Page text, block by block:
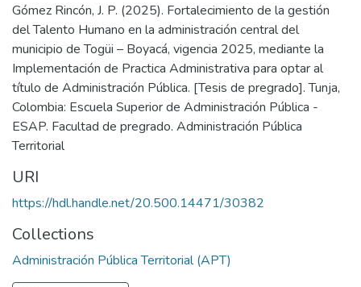
Gómez Rincón, J. P. (2025). Fortalecimiento de la gestión
del Talento Humano en la administración central del
municipio de Togüi – Boyacá, vigencia 2025, mediante la
Implementación de Practica Administrativa para optar al
título de Administración Pública. [Tesis de pregrado]. Tunja,
Colombia: Escuela Superior de Administración Pública -
ESAP. Facultad de pregrado. Administración Pública
Territorial
URI
https://hdl.handle.net/20.500.14471/30382
Collections
Administración Pública Territorial (APT)